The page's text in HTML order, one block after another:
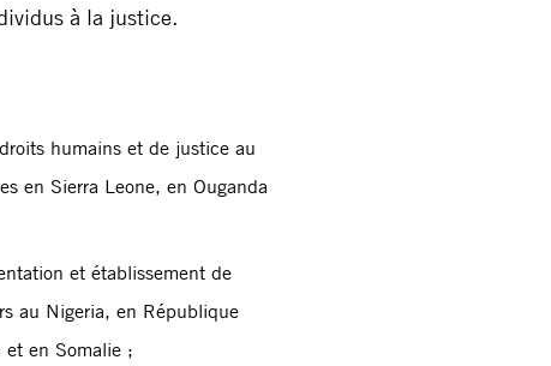
à la justice.
humains et de justice au
en Sierra Leone, en Ouganda
et établissement de
au Nigeria, en République
et en Somalie ;